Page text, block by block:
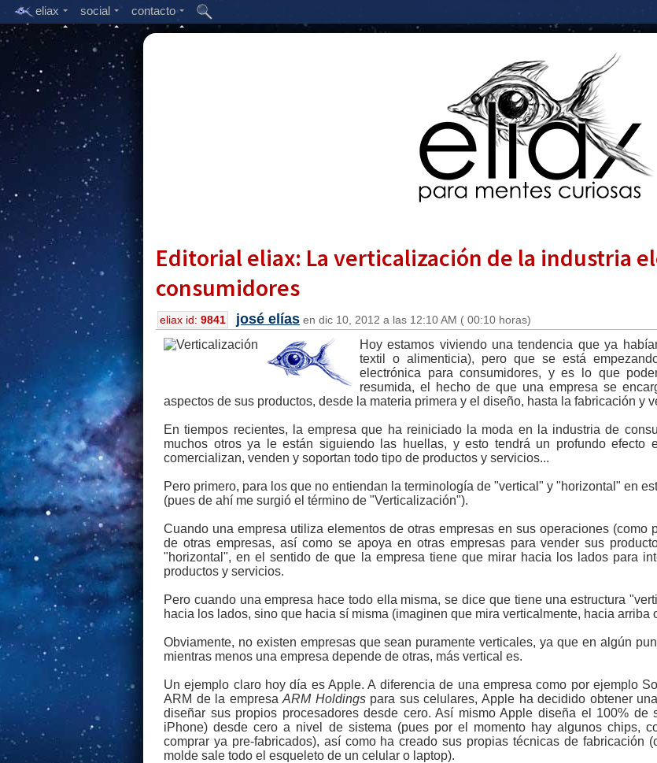
eliax social contacto
Editorial eliax: La verticalización de la industria
consumidores
eliax id: 9841 josé elías en dic 10, 2012 a las 12:10 AM ( 00:10 horas)
Hoy estamos viviendo una tendencia que ya
textil o alimenticia), pero que se está
electrónica para consumidores, y es lo que
resumida, el hecho de que una empresa se
aspectos de sus productos, desde la materia primera y el diseño, hasta la fabricación y
En tiempos recientes, la empresa que ha reiniciado la moda en la industria de
muchos otros ya le están siguiendo las huellas, y esto tendrá un profundo efecto
comercializan, venden y soportan todo tipo de productos y servicios...
Pero primero, para los que no entiendan la terminología de "vertical" y "horizontal" en
(pues de ahí me surgió el término de "Verticalización").
Cuando una empresa utiliza elementos de otras empresas en sus operaciones (como
de otras empresas, así como se apoya en otras empresas para vender sus
"horizontal", en el sentido de que la empresa tiene que mirar hacia los lados para
productos y servicios.
Pero cuando una empresa hace todo ella misma, se dice que tiene una estructura
hacia los lados, sino que hacia sí misma (imaginen que mira verticalmente, hacia
Obviamente, no existen empresas que sean puramente verticales, ya que en algún
mientras menos una empresa depende de otras, más vertical es.
Un ejemplo claro hoy día es Apple. A diferencia de una empresa como por ejemplo
ARM de la empresaARM Holdingspara sus celulares, Apple ha decidido obtener
diseñar sus propios procesadores desde cero. Así mismo Apple diseña el 100% de
iPhone) desde cero a nivel de sistema (pues por el momento hay algunos chips,
comprar ya pre-fabricados), así como ha creado sus propias técnicas de fabricación
molde sale todo el esqueleto de un celular o laptop).